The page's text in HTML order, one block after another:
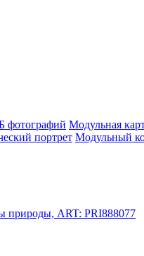
фотографий Модульная
портрет Модульный
природы, ART: PRI888077